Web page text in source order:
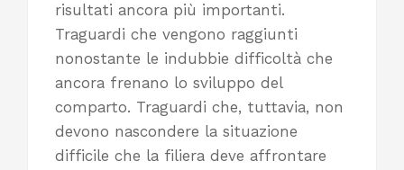
risultati ancora più importanti.
Traguardi che vengono raggiunti
nonostante le indubbie difficoltà che
ancora frenano lo sviluppo del
comparto. Traguardi che, tuttavia, non
devono nascondere la situazione
difficile che la filiera deve affrontare